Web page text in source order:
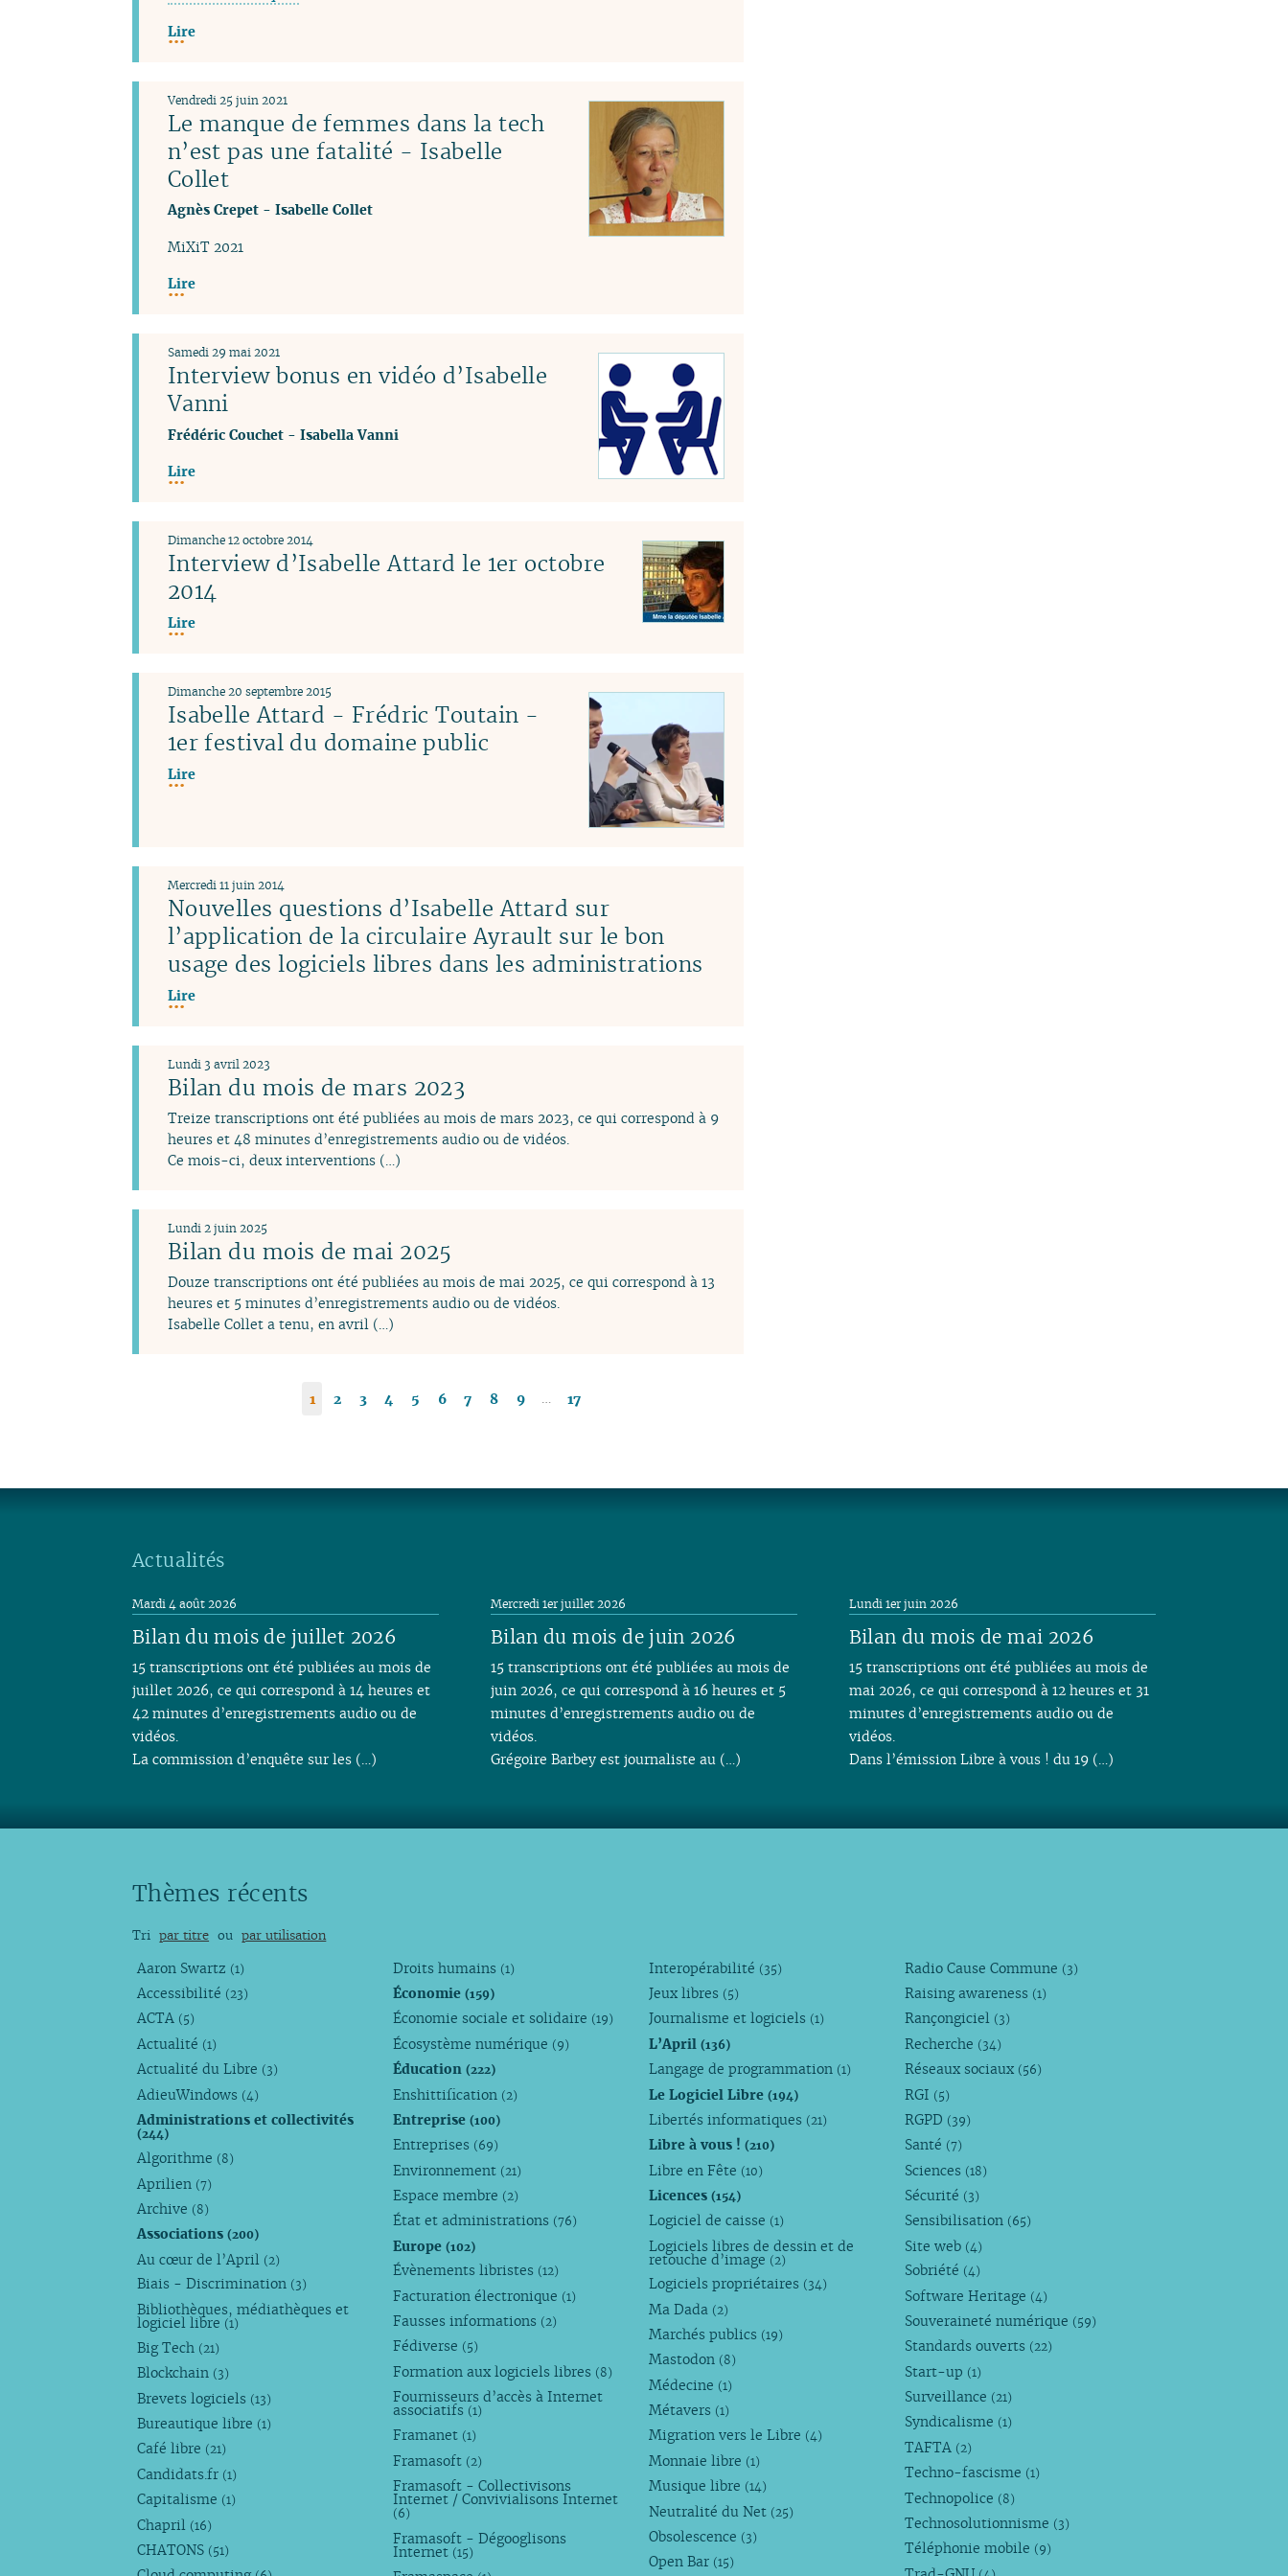
Lire
Le manque de femmes dans la tech
n’est pas une fatalité - Isabelle
Collet
Vendredi 25 juin 2021
Agnès Crepet- Isabelle Collet
MiXiT 2021
Lire
Interview bonus en vidéo d’Isabelle
Vanni
Samedi 29 mai 2021
Frédéric Couchet- Isabella Vanni
Lire
Interview d’Isabelle Attard le 1er octobre
2014
Dimanche 12 octobre 2014
Lire
Isabelle Attard - Frédric Toutain -
1er festival du domaine public
Dimanche 20 septembre 2015
Lire
Nouvelles questions d’Isabelle Attard sur
l’application de la circulaire Ayrault sur le bon
usage des logiciels libres dans les administrations
Mercredi 11 juin 2014
Lire
Bilan du mois de mars 2023
Lundi 3 avril 2023
Treize transcriptions ont été publiées au mois de mars 2023, ce qui correspond à 9
heures et 48 minutes d’enregistrements audio ou de vidéos.
Ce mois-ci, deux interventions (…)
Bilan du mois de mai 2025
Lundi 2 juin 2025
Douze transcriptions ont été publiées au mois de mai 2025, ce qui correspond à 13
heures et 5 minutes d’enregistrements audio ou de vidéos.
Isabelle Collet a tenu, en avril (…)
1 2 3 4 5 6 7 8 9 17
Actualités
Bilan du mois de juillet 2026
Mardi 4 août 2026
15 transcriptions ont été publiées au mois de
juillet 2026, ce qui correspond à 14 heures et
42 minutes d’enregistrements audio ou de
vidéos.
La commission d’enquête sur les (…)
Bilan du mois de juin 2026
Mercredi 1er juillet 2026
15 transcriptions ont été publiées au mois de
juin 2026, ce qui correspond à 16 heures et 5
minutes d’enregistrements audio ou de
vidéos.
Grégoire Barbey est journaliste au (…)
Bilan du mois de mai 2026
Lundi 1er juin 2026
15 transcriptions ont été publiées au mois de
mai 2026, ce qui correspond à 12 heures et 31
minutes d’enregistrements audio ou de
vidéos.
Dans l’émission Libre à vous ! du 19 (…)
Thèmes récents
Tri par titre ou par utilisation
Aaron Swartz (1)
Accessibilité (23)
ACTA (5)
Actualité (1)
Actualité du Libre (3)
AdieuWindows (4)
Administrations et collectivités
(244)
Algorithme (8)
Aprilien (7)
Archive (8)
Associations(200)
Au cœur de l’April (2)
Biais - Discrimination (3)
Bibliothèques, médiathèques et
logiciel libre (1)
Big Tech (21)
Blockchain (3)
Brevets logiciels (13)
Bureautique libre (1)
Café libre (21)
Candidats.fr (1)
Capitalisme (1)
Chapril (16)
CHATONS (51)
Droits humains (1)
Économie(159)
Économie sociale et solidaire (19)
Écosystème numérique (9)
Éducation(222)
Enshittification (2)
Entreprise(100)
Entreprises (69)
Environnement (21)
Espace membre (2)
État et administrations (76)
Europe(102)
Évènements libristes (12)
Facturation électronique (1)
Fausses informations (2)
Fédiverse (5)
Formation aux logiciels libres (8)
Fournisseurs d’accès à Internet
associatifs (1)
Framanet (1)
Framasoft (2)
Framasoft - Collectivisons
Internet / Convivialisons Internet
(6)
Framasoft - Dégooglisons
Internet (15)
Interopérabilité (35)
Jeux libres (5)
Journalisme et logiciels (1)
L’April(136)
Langage de programmation (1)
Le Logiciel Libre(194)
Libertés informatiques (21)
Libre à vous !(210)
Libre en Fête (10)
Licences(154)
Logiciel de caisse (1)
Logiciels libres de dessin et de
retouche d’image (2)
Logiciels propriétaires (34)
Ma Dada (2)
Marchés publics (19)
Mastodon (8)
Médecine (1)
Métavers (1)
Migration vers le Libre (4)
Monnaie libre (1)
Musique libre (14)
Neutralité du Net (25)
Obsolescence (3)
Open Bar (15)
Radio Cause Commune (3)
Raising awareness (1)
Rançongiciel (3)
Recherche (34)
Réseaux sociaux (56)
RGI (5)
RGPD (39)
Santé (7)
Sciences (18)
Sécurité (3)
Sensibilisation (65)
Site web (4)
Sobriété (4)
Software Heritage (4)
Souveraineté numérique (59)
Standards ouverts (22)
Start-up (1)
Surveillance (21)
Syndicalisme (1)
TAFTA (2)
Techno-fascisme (1)
Technopolice (8)
Technosolutionnisme (3)
Téléphonie mobile (9)